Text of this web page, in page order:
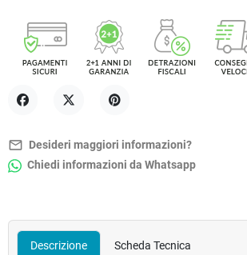
mail_outline Desideri maggiori informazioni?
Chiedi informazioni da Whatsapp
Descrizione Scheda Tecnica